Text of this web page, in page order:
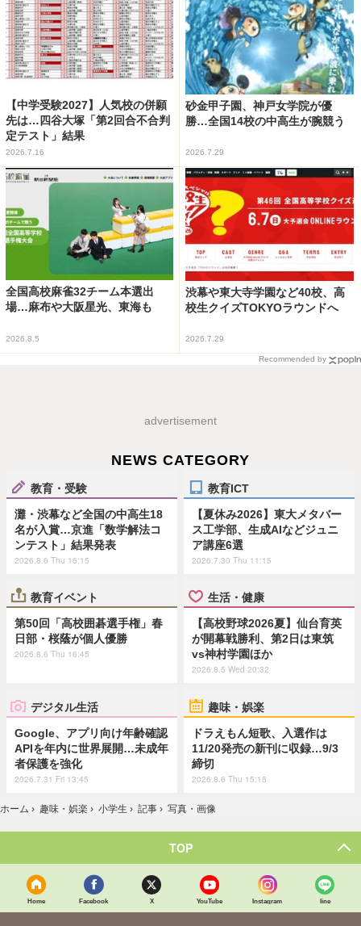
【中学受験2027】人気校の併願
先は…四谷大塚「第2回合不合判
定テスト」結果
2026.7.16
砂金甲子園、神戸女学院が優
勝…全国14校の中高生が腕競う
2026.7.29
全国高校麻雀32チーム本選出
場…麻布や大阪星光、東海も
2026.8.5
渋幕や東大寺学園など40校、高
校生クイズTOKYOラウンドへ
2026.7.29
Recommended by
advertisement
NEWS CATEGORY
教育・受験
灘・渋幕など全国の中高生18
名が入賞…京進「数学解法コ
ンテスト」結果発表
2026.8.6 Thu 16:15
教育ICT
【夏休み2026】東大メタバー
ス工学部、生成AIなどジュニ
ア講座6選
2026.7.30 Thu 11:15
教育イベント
第50回「高校囲碁選手権」春
日部・桜蔭が個人優勝
2026.8.6 Thu 16:45
生活・健康
【高校野球2026夏】仙台育英
が開幕戦勝利、第2日は東筑
vs神村学園ほか
2026.8.5 Wed 20:32
デジタル生活
Google、アプリ向け年齢確認
APIを年内に世界展開…未成年
者保護を強化
2026.7.31 Fri 13:45
趣味・娯楽
ドラえもん短歌、入選作は
11/20発売の新刊に収録…9/3
締切
2026.8.6 Thu 15:15
ホーム › 趣味・娯楽 › 小学生 › 記事 › 写真・画像
TOP
Home Facebook X YouTube Instagram line